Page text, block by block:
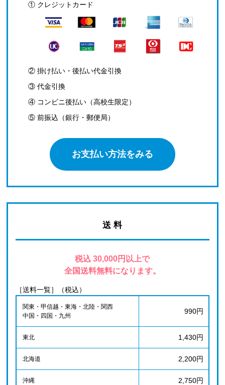
① クレジットカード
② 掛け払い・後払い代金引換
③ 代金引換
④ コンビニ後払い（高校生限定）
⑤ 前振込（銀行・郵便局）
お支払い方法をみる
送 料
税込 30,000円以上で
全国送料無料になります。
［送料一覧］（税込）
関東・甲信越・東海・北陸・関西
中国・四国・九州
990円
東北 1,430円
北海道 2,200円
沖縄 2,750円